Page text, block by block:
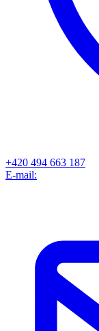
+420 494 663 187
E-mail: